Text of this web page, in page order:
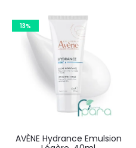
13%
AVÈNE Hydrance Emulsion